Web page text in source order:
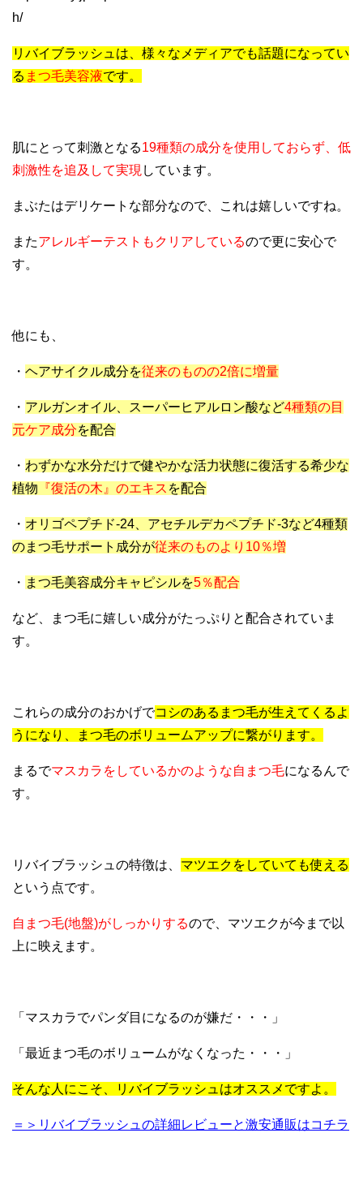
h/
リバイブラッシュは、様々なメディアでも話題になってい
る まつ毛美容液です。
肌にとって刺激となる19種類の成分を使用しておらず、低
刺激性を追及して実現 しています。
まぶたはデリケートな部分なので、これは嬉しいですね。
またアレルギーテストもクリアしているので更に安心で
す。
他にも、
・ ヘアサイクル成分を従来のものの2倍に増量
・ アルガンオイル、スーパーヒアルロン酸など4種類の目
元ケア成分を配合
・ わずかな水分だけで健やかな活力状態に復活する希少な
植物 『復活の木』のエキス を配合
・ オリゴペプチド-24、アセチルデカペプチド-3など4種類
のまつ毛サポート成分が従来のものより10％増
・ まつ毛美容成分キャピシルを5％配合
など、まつ毛に嬉しい成分がたっぷりと配合されていま
す。
これらの成分のおかげでコシのあるまつ毛が生えてくるよ
うになり、まつ毛のボリュームアップに繋がります。
まるでマスカラをしているかのような自まつ毛になるんで
す。
リバイブラッシュの特徴は、 マツエクをしていても使える
という点です。
自まつ毛(地盤)がしっかりするので、マツエクが今まで以
上に映えます。
「マスカラでパンダ目になるのが嫌だ・・・」
「最近まつ毛のボリュームがなくなった・・・」
そんな人にこそ、リバイブラッシュはオススメですよ。
＝＞リバイブラッシュの詳細レビューと激安通販はコチラ